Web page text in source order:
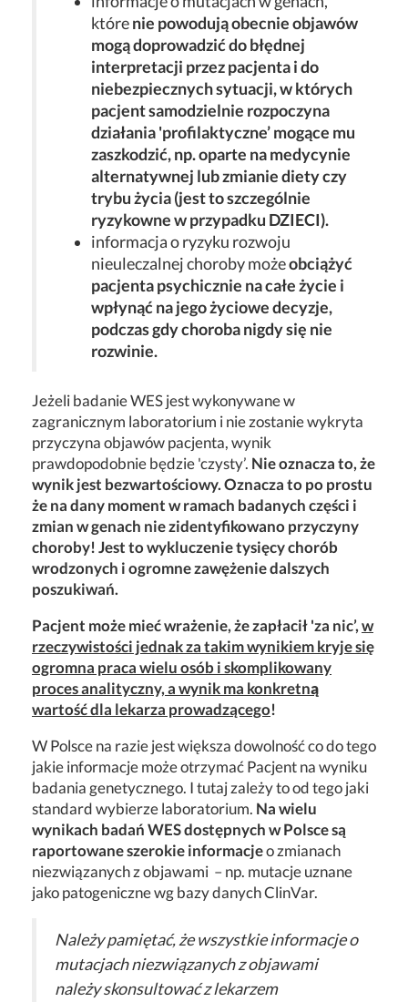
którenie powodują obecnie objawów
mogą doprowadzić do błędnej
interpretacji przez pacjenta i do
niebezpiecznych sytuacji, w których
pacjent samodzielnie rozpoczyna
działania 'profilaktyczne’ mogące mu
zaszkodzić, np. oparte na medycynie
alternatywnej lub zmianie diety czy
trybu życia (jest to szczególnie
ryzykowne w przypadku DZIECI).
informacja o ryzyku rozwoju
nieuleczalnej choroby możeobciążyć
pacjenta psychicznie na całe życie i
wpłynąć na jego życiowe decyzje,
podczas gdy choroba nigdy się nie
rozwinie.
Jeżeli badanie WES jest wykonywane w
zagranicznym laboratorium i nie zostanie wykryta
przyczyna objawów pacjenta, wynik
prawdopodobnie będzie 'czysty’. Nie oznacza to, że
wynik jest bezwartościowy. Oznacza to po prostu
że na dany moment w ramach badanych części i
zmian w genach nie zidentyfikowano przyczyny
choroby! Jest to wykluczenie tysięcy chorób
wrodzonych i ogromne zawężenie dalszych
poszukiwań.
Pacjent może mieć wrażenie, że zapłacił 'za nic’,w
rzeczywistości jednak za takim wynikiem kryje się
ogromna praca wielu osób i skomplikowany
proces analityczny, a wynik ma konkretną
wartość dla lekarza prowadzącego!
W Polsce na razie jest większa dowolność co do tego
jakie informacje może otrzymać Pacjent na wyniku
badania genetycznego. I tutaj zależy to od tego jaki
standard wybierze laboratorium. Na wielu
wynikach badań WES dostępnych w Polsce są
raportowane szerokie informacjeo zmianach
niezwiązanych z objawami – np. mutacje uznane
jako patogeniczne wg bazy danych ClinVar.
Należy pamiętać, że wszystkie informacje o
mutacjach niezwiązanych z objawami
należy skonsultować z lekarzem